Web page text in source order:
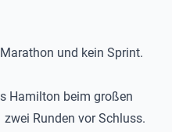
und kein Sprint.
Hamilton beim großen
Runden vor Schluss.